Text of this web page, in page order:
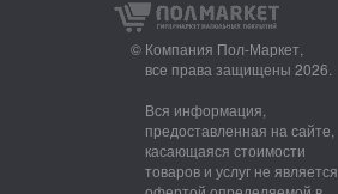
© Компания Пол-Маркет,
все права защищены 2026.
Вся информация,
предоставленная на сайте,
касающаяся стоимости
товаров и услуг не является